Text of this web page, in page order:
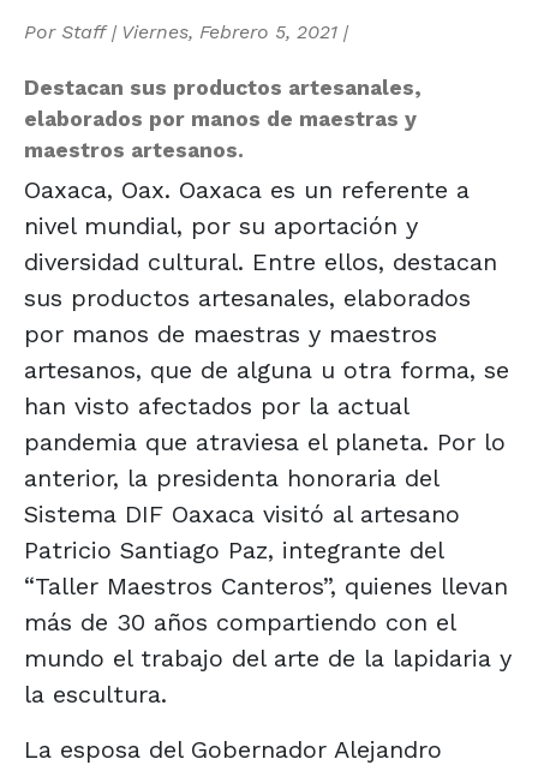
Por Staff| Viernes, Febrero 5, 2021 |
Destacan sus productos artesanales,
elaborados por manos de maestras y
maestros artesanos.
Oaxaca, Oax. Oaxaca es un referente a
nivel mundial, por su aportación y
diversidad cultural. Entre ellos, destacan
sus productos artesanales, elaborados
por manos de maestras y maestros
artesanos, que de alguna u otra forma, se
han visto afectados por la actual
pandemia que atraviesa el planeta. Por lo
anterior, la presidenta honoraria del
Sistema DIF Oaxaca visitó al artesano
Patricio Santiago Paz, integrante del
“Taller Maestros Canteros”, quienes llevan
más de 30 años compartiendo con el
mundo el trabajo del arte de la lapidaria y
la escultura.
La esposa del Gobernador Alejandro